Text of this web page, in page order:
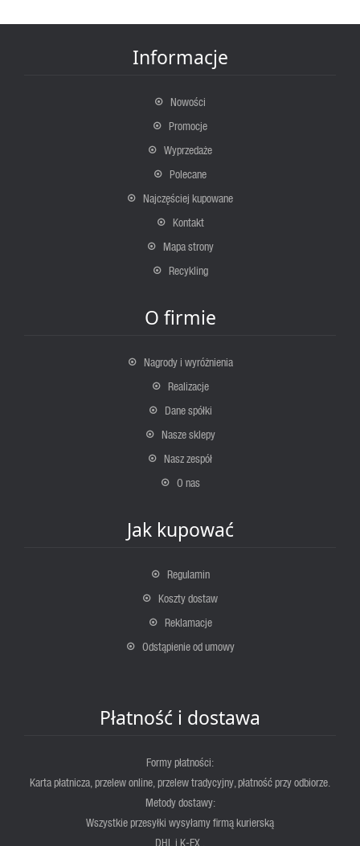
Informacje
Nowości
Promocje
Wyprzedaże
Polecane
Najczęściej kupowane
Kontakt
Mapa strony
Recykling
O firmie
Nagrody i wyróżnienia
Realizacje
Dane spółki
Nasze sklepy
Nasz zespół
O nas
Jak kupować
Regulamin
Koszty dostaw
Reklamacje
Odstąpienie od umowy
Płatność i dostawa
Formy płatności:
Karta płatnicza, przelew online, przelew tradycyjny, płatność przy odbiorze.
Metody dostawy:
Wszystkie przesyłki wysyłamy firmą kurierską
DHL i K-EX .